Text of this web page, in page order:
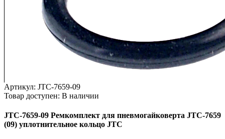
Артикул: JTC-7659-09
Товар доступен: В наличии
JTC-7659-09 Ремкомплект для пневмогайковерта JTC-7659
(09) уплотнительное кольцо JTC